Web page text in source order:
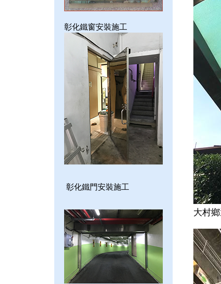
彰化鐵窗安裝施工
彰化鐵門安裝施工
大村